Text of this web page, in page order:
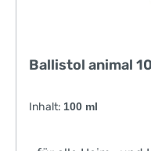
Ballistol animal
Inhalt: 100 ml